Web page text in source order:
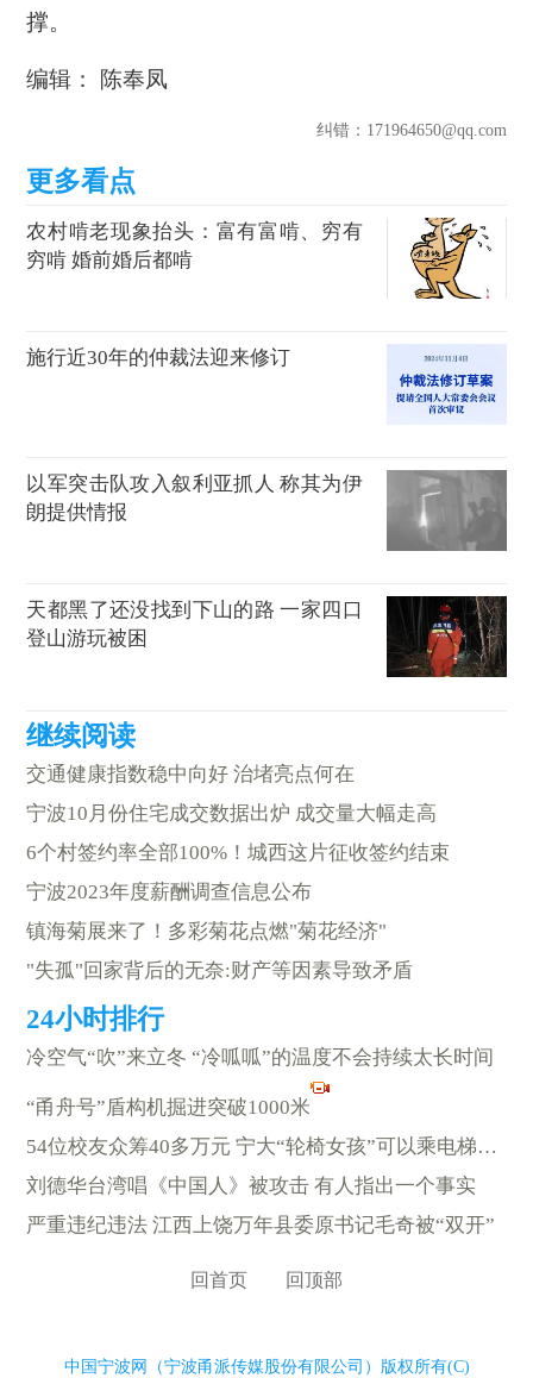
撑。
编辑： 陈奉凤
纠错：171964650@qq.com
农村啃老现象抬头：富有富啃、穷有
穷啃 婚前婚后都啃
施行近30年的仲裁法迎来修订
以军突击队攻入叙利亚抓人 称其为伊
朗提供情报
天都黑了还没找到下山的路 一家四口
登山游玩被困
交通健康指数稳中向好 治堵亮点何在
宁波10月份住宅成交数据出炉 成交量大幅走高
6个村签约率全部100%！城西这片征收签约结束
宁波2023年度薪酬调查信息公布
镇海菊展来了！多彩菊花点燃"菊花经济"
"失孤"回家背后的无奈:财产等因素导致矛盾
冷空气“吹”来立冬 “冷呱呱”的温度不会持续太长时间
“甬舟号”盾构机掘进突破1000米
54位校友众筹40多万元 宁大“轮椅女孩”可以乘电梯上课啦
刘德华台湾唱《中国人》被攻击 有人指出一个事实
严重违纪违法 江西上饶万年县委原书记毛奇被“双开”
回首页 回顶部
中国宁波网（宁波甬派传媒股份有限公司）版权所有(C)